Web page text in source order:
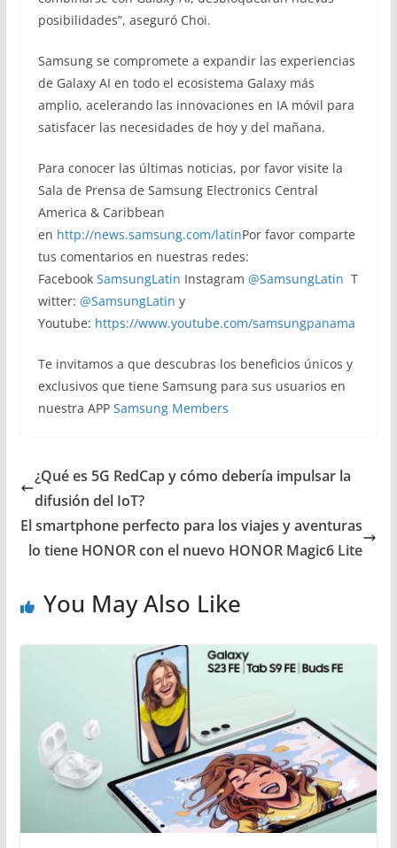
posibilidades”, aseguró Choi.
Samsung se compromete a expandir las experiencias
de Galaxy AI en todo el ecosistema Galaxy más
amplio, acelerando las innovaciones en IA móvil para
satisfacer las necesidades de hoy y del mañana.
Para conocer las últimas noticias, por favor visite la
Sala de Prensa de Samsung Electronics Central
America & Caribbean
en http://news.samsung.com/latinPor favor comparte
tus comentarios en nuestras redes:
Facebook SamsungLatin Instagram @SamsungLatin T
witter: @SamsungLatin y
Youtube: https://www.youtube.com/samsungpanama
Te invitamos a que descubras los beneficios únicos y
exclusivos que tiene Samsung para sus usuarios en
nuestra APP Samsung Members
¿Qué es 5G RedCap y cómo debería impulsar la
difusión del IoT?
El smartphone perfecto para los viajes y aventuras
lo tiene HONOR con el nuevo HONOR Magic6 Lite
You May Also Like